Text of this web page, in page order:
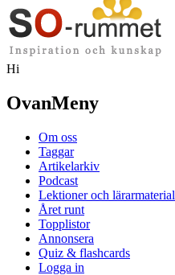
Hi
OvanMeny
Om oss
Taggar
Artikelarkiv
Podcast
Lektioner och lärarmaterial
Året runt
Topplistor
Annonsera
Quiz & flashcards
Logga in